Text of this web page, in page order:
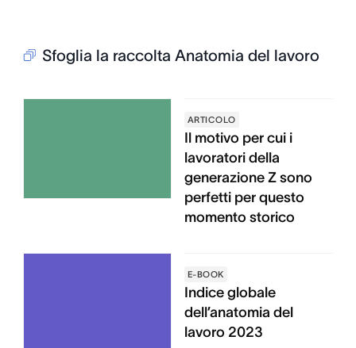
Sfoglia la raccolta Anatomia del lavoro
ARTICOLO
Il motivo per cui i
lavoratori della
generazione Z sono
perfetti per questo
momento storico
E-BOOK
Indice globale
dell’anatomia del
lavoro 2023